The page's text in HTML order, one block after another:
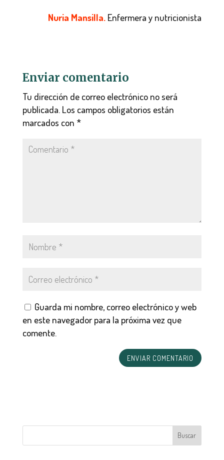
Nuria Mansilla. Enfermera y nutricionista
Enviar comentario
Tu dirección de correo electrónico no será
publicada. Los campos obligatorios están
marcados con *
Guarda mi nombre, correo electrónico y web
en este navegador para la próxima vez que
comente.